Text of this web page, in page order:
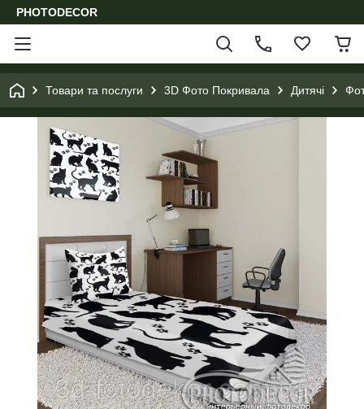
PHOTODECOR
Товари та послуги 3D Фото Покривала Дитячі